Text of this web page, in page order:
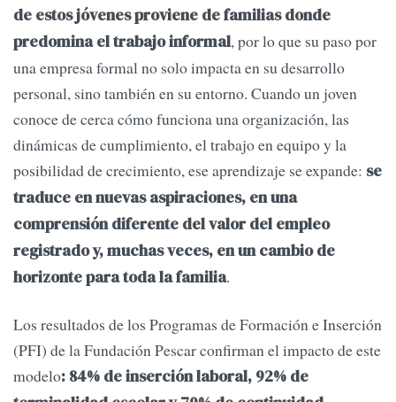
de estos jóvenes proviene de familias donde
predomina el trabajo informal, por lo que su paso por
una empresa formal no solo impacta en su desarrollo
personal, sino también en su entorno. Cuando un joven
conoce de cerca cómo funciona una organización, las
dinámicas de cumplimiento, el trabajo en equipo y la
posibilidad de crecimiento, ese aprendizaje se expande: se
traduce en nuevas aspiraciones, en una
comprensión diferente del valor del empleo
registrado y, muchas veces, en un cambio de
horizonte para toda la familia.
Los resultados de los Programas de Formación e Inserción
(PFI) de la Fundación Pescar confirman el impacto de este
modelo: 84% de inserción laboral, 92% de